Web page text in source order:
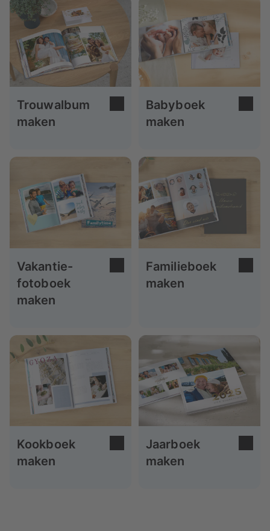
Trouwalbum
maken
Babyboek
maken
Vakantie-
fotoboek
maken
Familieboek
maken
Kookboek
maken
Jaarboek
maken